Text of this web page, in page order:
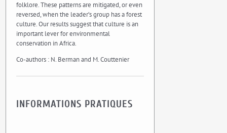
folklore. These patterns are mitigated, or even
reversed, when the leader’s group has a forest
culture. Our results suggest that culture is an
important lever for environmental
conservation in Africa.
Co-authors : N. Berman and M. Couttenier
INFORMATIONS PRATIQUES